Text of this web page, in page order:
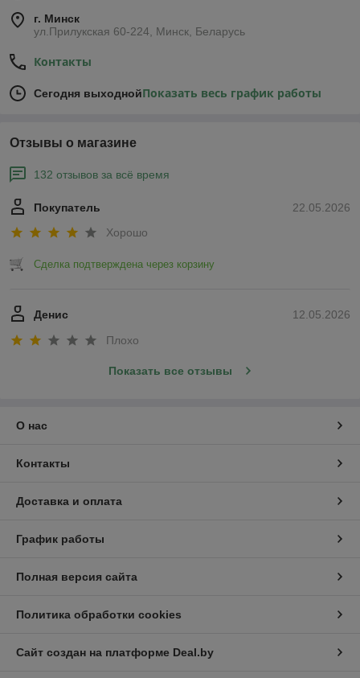
г. Минск
ул.Прилукская 60-224, Минск, Беларусь
Контакты
Сегодня выходнойПоказать весь график работы
Отзывы о магазине
132 отзывов за всё время
22.05.2026
Покупатель
Хорошо
Сделка подтверждена через корзину
12.05.2026
Денис
Плохо
Показать все отзывы
О нас
Контакты
Доставка и оплата
График работы
Полная версия сайта
Политика обработки cookies
Сайт создан на платформе Deal.by